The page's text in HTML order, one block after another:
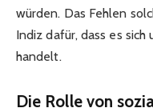
würden. Das Fehlen
Indiz dafür, dass es
handelt.
Die Rolle von